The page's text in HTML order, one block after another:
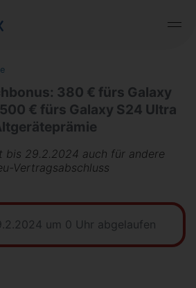
380 € fürs Galaxy
€ fürs Galaxy S24 Ultra
bis 29.2.2024 auch für andere
Vertragsabschluss
um 0 Uhr abgelaufen